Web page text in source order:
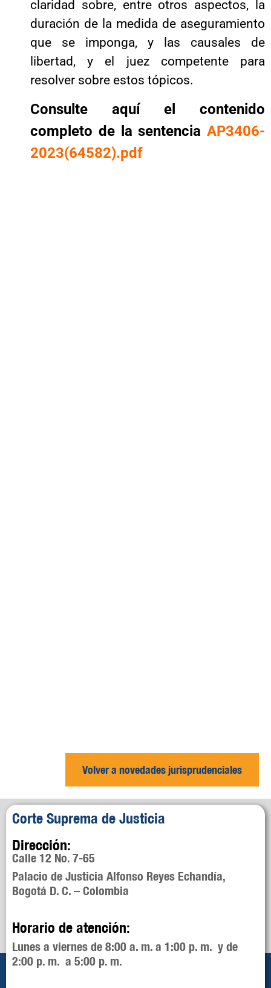
claridad sobre, entre otros aspectos, la
duración de la medida de aseguramiento
que se imponga, y las causales de
libertad, y el juez competente para
resolver sobre estos tópicos.
Consulte aquí el contenido
completo de la sentencia AP3406-
2023(64582).pdf
Volver a novedades jurisprudenciales
Corte Suprema de Justicia
Dirección:
Calle 12 No. 7-65
Palacio de Justicia Alfonso Reyes Echandía,
Bogotá D. C. – Colombia
Horario de atención:
Lunes a viernes de 8:00 a. m. a 1:00 p. m. y de
2:00 p. m. a 5:00 p. m.